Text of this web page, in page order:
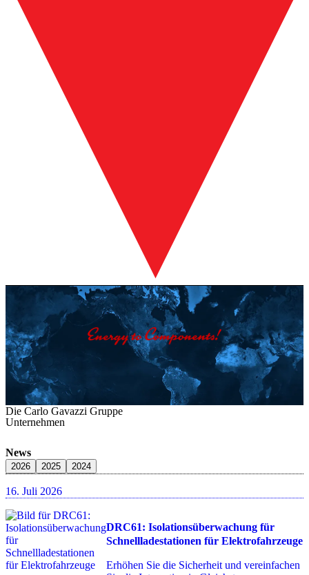
Die Carlo Gavazzi Gruppe
Unternehmen
News
2026 2025 2024
16. Juli 2026
DRC61: Isolationsüberwachung für
Schnellladestationen für Elektrofahrzeuge
Erhöhen Sie die Sicherheit und vereinfachen